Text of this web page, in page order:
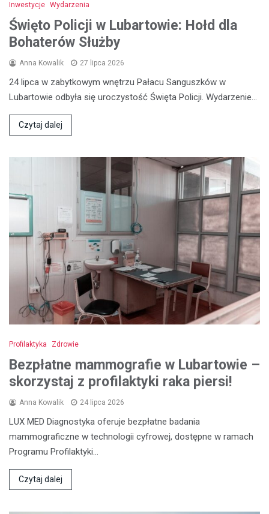
Inwestycje Wydarzenia
Święto Policji w Lubartowie: Hołd dla
Bohaterów Służby
Anna Kowalik 27 lipca 2026
24 lipca w zabytkowym wnętrzu Pałacu Sanguszków w
Lubartowie odbyła się uroczystość Święta Policji. Wydarzenie…
Czytaj dalej
Profilaktyka Zdrowie
Bezpłatne mammografie w Lubartowie –
skorzystaj z profilaktyki raka piersi!
Anna Kowalik 24 lipca 2026
LUX MED Diagnostyka oferuje bezpłatne badania
mammograficzne w technologii cyfrowej, dostępne w ramach
Programu Profilaktyki…
Czytaj dalej